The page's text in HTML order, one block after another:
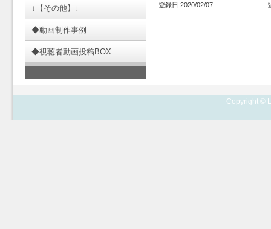
↓【その他】↓
◆動画制作事例
◆視聴者動画投稿BOX
登録日 2020/02/07
Copyright ©